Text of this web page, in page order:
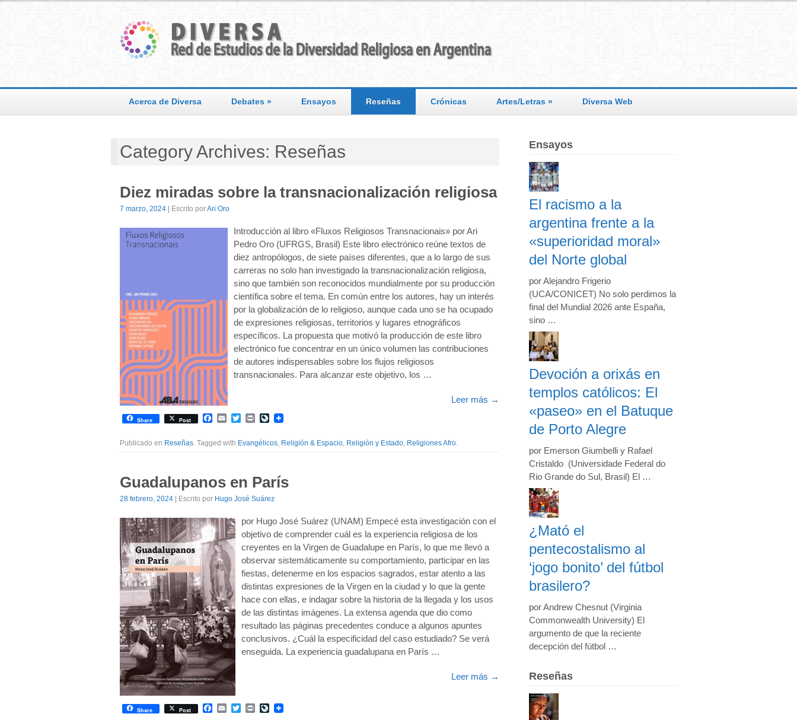
Acerca de Diversa Debates » Ensayos Reseñas Crónicas Artes/Letras » Diversa Web
Category Archives: Reseñas
Diez miradas sobre la transnacionalización religiosa
7 marzo, 2024 | Escrito porAri Oro
Introducción al libro «Fluxos Religiosos Transnacionais» por Ari
Pedro Oro (UFRGS, Brasil) Este libro electrónico reúne textos de
diez antropólogos, de siete países diferentes, que a lo largo de sus
carreras no solo han investigado la transnacionalización religiosa,
sino que también son reconocidos mundialmente por su producción
científica sobre el tema. En común entre los autores, hay un interés
por la globalización de lo religioso, aunque cada uno se ha ocupado
de expresiones religiosas, territorios y lugares etnográficos
específicos. La propuesta que motivó la producción de este libro
electrónico fue concentrar en un único volumen las contribuciones
de autores indispensables sobre los flujos religiosos
transnacionales. Para alcanzar este objetivo, los …
Leer más →
Share Post Facebook
EmailTwitterPrintLiveJournal
Publicado en Reseñas. Tagged with Evangélicos, Religión & Espacio, Religión y Estado, Religiones Afro.
Guadalupanos en París
28 febrero, 2024 | Escrito por Hugo José Suárez
por Hugo José Suárez (UNAM) Empecé esta investigación con el
objetivo de comprender cuál es la experiencia religiosa de los
creyentes en la Virgen de Guadalupe en París, lo que me llevó a
observar sistemáticamente su comportamiento, participar en las
fiestas, detenerme en los espacios sagrados, estar atento a las
distintas expresiones de la Virgen en la ciudad y lo que la gente
hace con ellas, e indagar sobre la historia de la llegada y los usos
de las distintas imágenes. La extensa agenda que dio como
resultado las páginas precedentes conduce a algunos apuntes
conclusivos. ¿Cuál la especificidad del caso estudiado? Se verá
enseguida. La experiencia guadalupana en París …
Leer más →
Share Post Facebook
EmailTwitterPrintLiveJournal
Ensayos
El racismo a la
argentina frente a la
«superioridad moral»
del Norte global
por Alejandro Frigerio
(UCA/CONICET) No solo perdimos la
final del Mundial 2026 ante España,
sino …
Devoción a orixás en
templos católicos: El
«paseo» en el Batuque
de Porto Alegre
por Emerson Giumbelli y Rafael
Cristaldo (Universidade Federal do
Rio Grande do Sul, Brasil) El …
¿Mató el
pentecostalismo al
‘jogo bonito’ del fútbol
brasilero?
por Andrew Chesnut (Virginia
Commonwealth University) El
argumento de que la reciente
decepción del fútbol …
Reseñas